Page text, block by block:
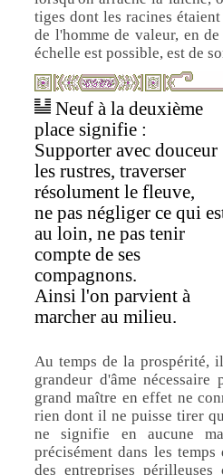
tiges dont les racines
de l'homme de valeur, en
échelle est possible, est de
Neuf à la deuxième
place signifie :
Supporter avec douceur
les rustres, traverser
résolument le fleuve,
ne pas négliger ce qui
au loin, ne pas tenir
compte de ses
compagnons.
Ainsi l'on parvient à
marcher au milieu.
Au temps de la prospérité,
grandeur d'âme
grand maître en effet ne
rien dont il ne puisse tirer
ne signifie en aucune
précisément dans les
des entreprises